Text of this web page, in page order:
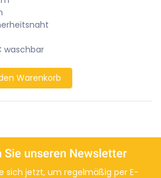
waschbar
Warenkorb
Sie unseren Newsletter
sich jetzt, um regelmäßig per E-